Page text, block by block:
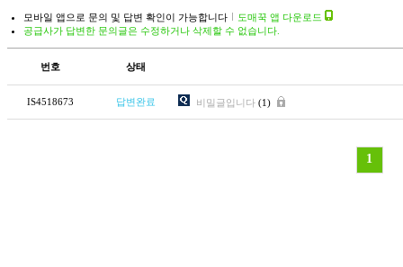
모바일 앱으로 문의 및 답변 확인이 가능합니다
도매꾹 앱 다운로드
공급사가 답변한 문의글은 수정하거나 삭제할 수 없습니다.
번호 상태
IS4518673 답변완료 비밀글입니다 (1)
1